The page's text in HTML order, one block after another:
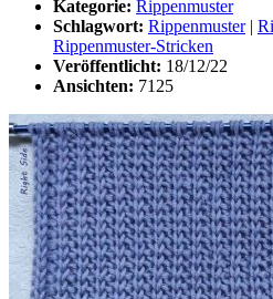
Kategorie: Rippenmuster
Schlagwort: Rippenmuster|
Rippenmuster-Stricken
Veröffentlicht: 18/12/22
Ansichten: 7125